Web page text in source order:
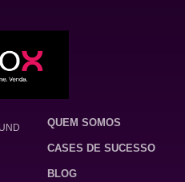
QUEM SOMOS
CASES DE SUCESSO
BLOG